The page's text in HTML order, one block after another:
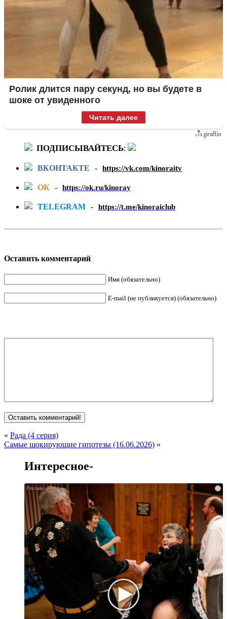
Ролик длится пару секунд, но вы будете в
шоке от увиденного
Читать далее
ПОДПИСЫВАЙТЕСЬ:
ВКОНТАКТЕ - https://vk.com/kinoraitv
ОК - https://ok.ru/kinoray
TELEGRAM - https://t.me/kinoraiclub
Оставить комментарий
Имя (обязательно)
E-mail (не публикуется) (обязательно)
« Рада (4 серия)
Самые шокирующие гипотезы (16.06.2026) »
Интересное-
i